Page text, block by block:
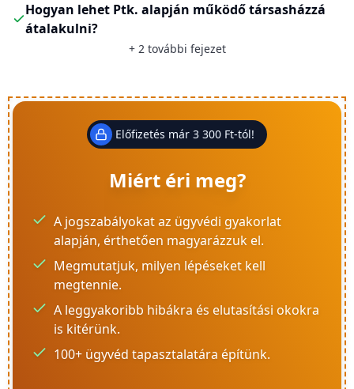
Hogyan lehet Ptk. alapján működő társasházzá
átalakulni?
+ 2további fejezet
Előfizetés már 3 300 Ft-tól!
Miért éri meg?
A jogszabályokat az ügyvédi gyakorlat
alapján, érthetően magyarázzuk el.
Megmutatjuk, milyen lépéseket kell
megtennie.
A leggyakoribb hibákra és elutasítási okokra
is kitérünk.
100+ ügyvéd tapasztalatára építünk.